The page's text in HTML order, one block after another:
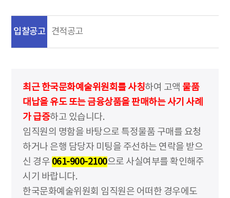
입찰공고 견적공고
최근 한국문화예술위원회를 사칭하여 고액 물품
대납을 유도 또는 금융상품을 판매하는 사기 사례
가 급증하고 있습니다.
임직원의 명함을 바탕으로 특정물품 구매를 요청
하거나 은행 담당자 미팅을 주선하는 연락을 받으
신 경우 061-900-2100으로 사실여부를 확인해주
시기 바랍니다.
한국문화예술위원회 임직원은 어떠한 경우에도